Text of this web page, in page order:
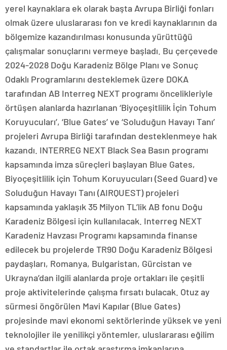
yerel kaynaklara ek olarak başta Avrupa Birliği fonları
olmak üzere uluslararası fon ve kredi kaynaklarının da
bölgemize kazandırılması konusunda yürüttüğü
çalışmalar sonuçlarını vermeye başladı. Bu çerçevede
2024-2028 Doğu Karadeniz Bölge Planı ve Sonuç
Odaklı Programlarını desteklemek üzere DOKA
tarafından AB Interreg NEXT programı öncelikleriyle
örtüşen alanlarda hazırlanan ‘Biyoçeşitlilik İçin Tohum
Koruyucuları’, ‘Blue Gates’ ve ‘Soluduğun Havayı Tanı’
projeleri Avrupa Birliği tarafından desteklenmeye hak
kazandı. INTERREG NEXT Black Sea Basın programı
kapsamında imza süreçleri başlayan Blue Gates,
Biyoçeşitlilik için Tohum Koruyucuları (Seed Guard) ve
Soluduğun Havayı Tanı (AIRQUEST) projeleri
kapsamında yaklaşık 35 Milyon TL’lik AB fonu Doğu
Karadeniz Bölgesi için kullanılacak. Interreg NEXT
Karadeniz Havzası Programı kapsamında finanse
edilecek bu projelerde TR90 Doğu Karadeniz Bölgesi
paydaşları, Romanya, Bulgaristan, Gürcistan ve
Ukrayna’dan ilgili alanlarda proje ortakları ile çeşitli
proje aktivitelerinde çalışma fırsatı bulacak. Otuz ay
sürmesi öngörülen Mavi Kapılar (Blue Gates)
projesinde mavi ekonomi sektörlerinde yüksek ve yeni
teknolojiler ile yenilikçi yöntemler, uluslararası eğilim